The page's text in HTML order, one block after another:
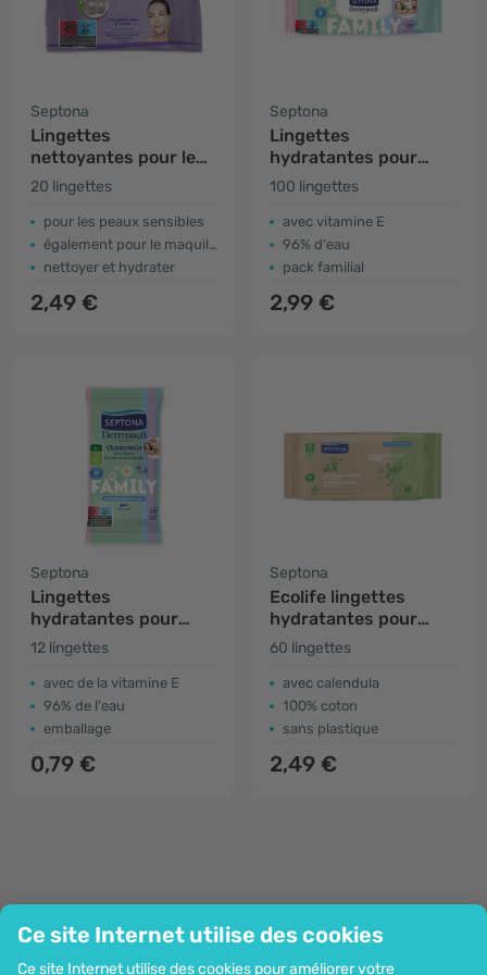
Ce site Internet utilise des cookies
Ce site Internet utilise des cookies pour améliorer votre
Septona
Lingettes
nettoyantes pour le
visage à l'acide
hyaluronique
20 lingettes
pour les peaux sensibles
également pour le maquillage résistant à l'eau
nettoyer et hydrater
2,49 €
Septona
Lingettes
hydratantes pour
bébé Dermasoft
100 lingettes
avec vitamine E
96% d'eau
pack familial
2,99 €
Septona
Lingettes
hydratantes pour
bébé Dermasoft
12 lingettes
avec de la vitamine E
96% de l'eau
emballage
0,79 €
Septona
Ecolife lingettes
hydratantes pour
enfants -
biodégradables
60 lingettes
avec calendula
100% coton
sans plastique
2,49 €